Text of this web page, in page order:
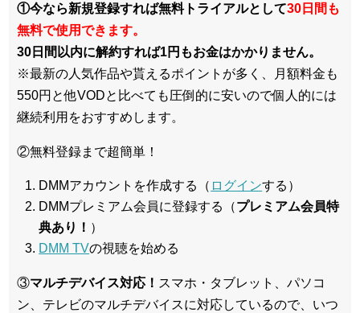
①今なら新規登録すれば無料トライアルとして30日間も
無料で使用できます。
30日間以内に解約すれば1円もお金はかかりません。
※最新の人気作品や貰えるポイントが多く、月額料金も
550円と他VODと比べても圧倒的に安いので個人的には
継続利用をおすすめします。
②無料登録まで超簡単！
DMMアカウントを作成する（ ログインする）
DMMプレミアム会員に登録する（プレミアム会員特
典あり！ ）
DMM TVの視聴を始める
③マルチデバイス対応！ スマホ・タブレット、パソコ
ン、テレビのマルチデバイスに対応しているので、いつ